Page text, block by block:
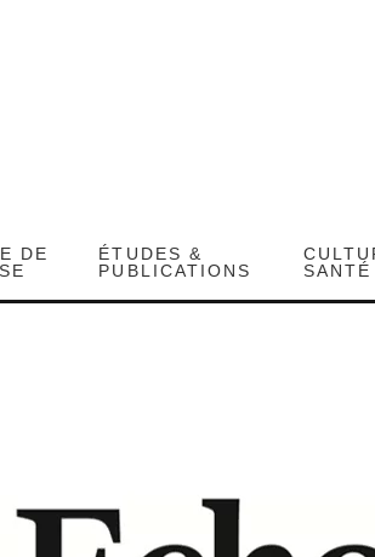
DE
ÉTUDES &
PUBLICATIONS
SANTÉ